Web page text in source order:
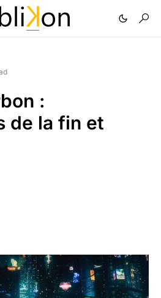
:
de la fin et